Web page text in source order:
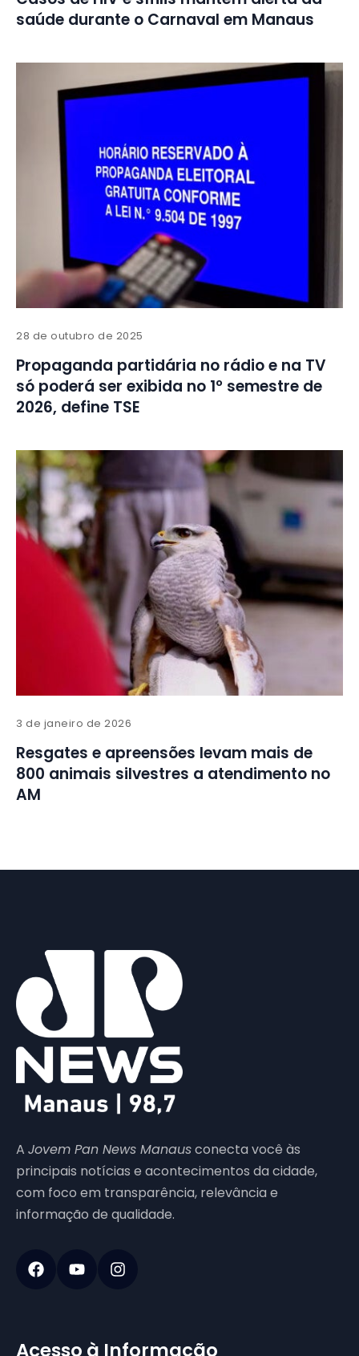
saúde durante o Carnaval em Manaus
28 de outubro de 2025
Propaganda partidária no rádio e na TV
só poderá ser exibida no 1º semestre de
2026, define TSE
3 de janeiro de 2026
Resgates e apreensões levam mais de
800 animais silvestres a atendimento no
AM
A Jovem Pan News Manausconecta você às
principais notícias e acontecimentos da cidade,
com foco em transparência, relevância e
informação de qualidade.
Acesso à Informação